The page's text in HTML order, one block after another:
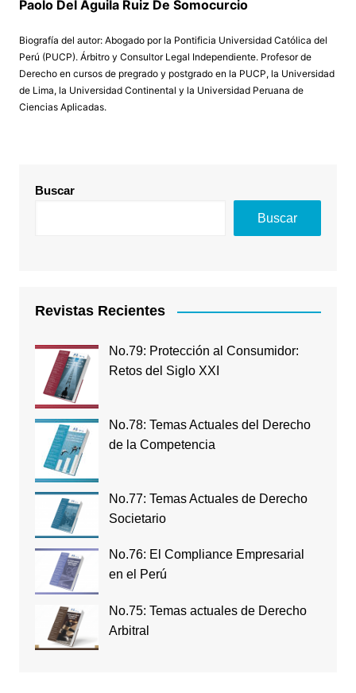
Paolo Del Aguila Ruiz De Somocurcio
Biografía del autor: Abogado por la Pontificia Universidad Católica del
Perú (PUCP). Árbitro y Consultor Legal Independiente. Profesor de
Derecho en cursos de pregrado y postgrado en la PUCP, la Universidad
de Lima, la Universidad Continental y la Universidad Peruana de
Ciencias Aplicadas.
Buscar
Buscar
Revistas Recientes
No.79: Protección al Consumidor:
Retos del Siglo XXI
No.78: Temas Actuales del Derecho
de la Competencia
No.77: Temas Actuales de Derecho
Societario
No.76: El Compliance Empresarial
en el Perú
No.75: Temas actuales de Derecho
Arbitral